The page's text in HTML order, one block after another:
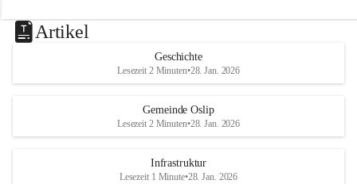
Artikel
Geschichte
Lesezeit 2 Minuten•28. Jan. 2026
Gemeinde Oslip
Lesezeit 2 Minuten•28. Jan. 2026
Infrastruktur
Lesezeit 1 Minute•28. Jan. 2026